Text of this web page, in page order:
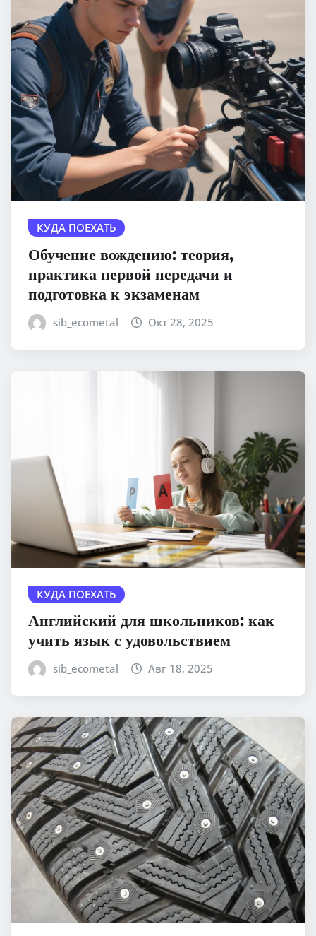
КУДА ПОЕХАТЬ
Обучение вождению: теория,
практика первой передачи и
подготовка к экзаменам
sib_ecometal Окт 28, 2025
КУДА ПОЕХАТЬ
Английский для школьников: как
учить язык с удовольствием
sib_ecometal Авг 18, 2025